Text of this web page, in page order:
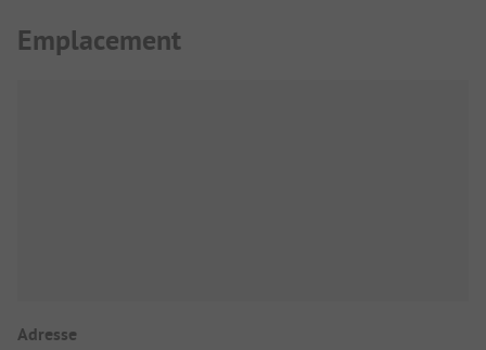
Emplacement
Adresse